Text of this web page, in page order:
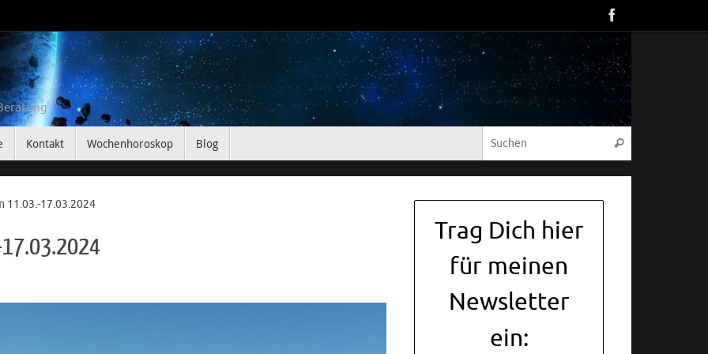
Kontakt Wochenhoroskop Blog Suchen
11.03.-17.03.2024
Trag Dich hier
für meinen
Newsletter
ein: